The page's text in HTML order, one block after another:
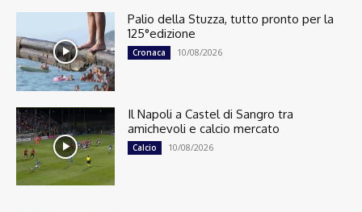
Palio della Stuzza, tutto pronto per la
125°edizione
Cronaca 10/08/2026
Il Napoli a Castel di Sangro tra
amichevoli e calcio mercato
Calcio 10/08/2026